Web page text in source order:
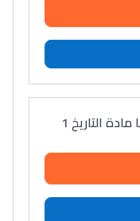
بروز قوى رأسمالية خارج أوربا مادة التاريخ 1